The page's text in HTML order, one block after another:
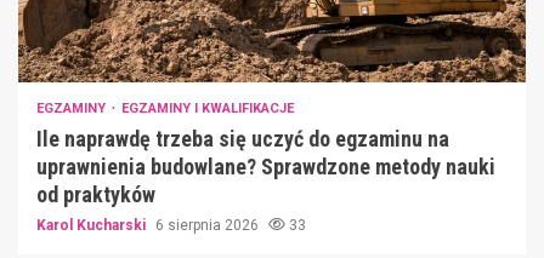
EGZAMINY EGZAMINY I KWALIFIKACJE
Ile naprawdę trzeba się uczyć do egzaminu na
uprawnienia budowlane? Sprawdzone metody nauki
od praktyków
Karol Kucharski 6 sierpnia 2026 33